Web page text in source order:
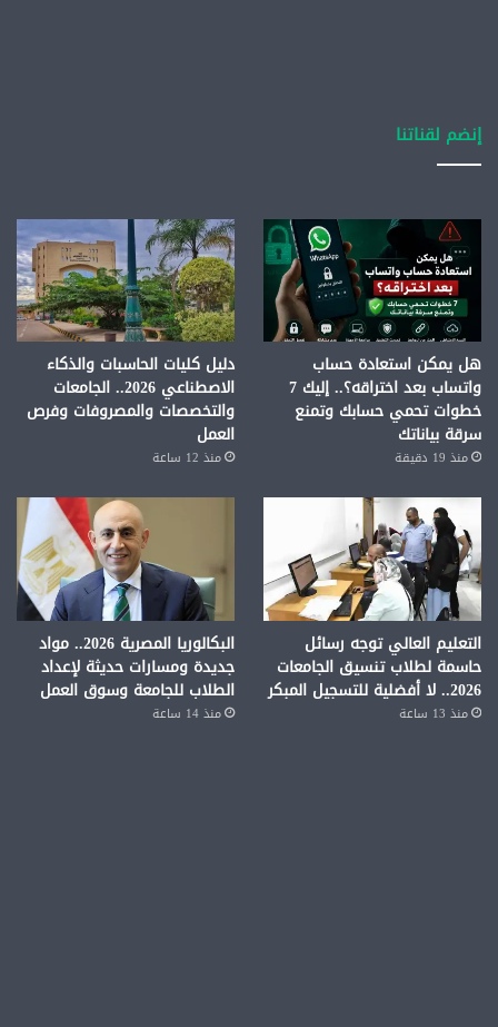
إنضم لقناتنا
هل يمكن استعادة حساب
واتساب بعد اختراقه؟.. إليك 7
خطوات تحمي حسابك وتمنع
سرقة بياناتك
منذ 19 دقيقة
دليل كليات الحاسبات والذكاء
الاصطناعي 2026.. الجامعات
والتخصصات والمصروفات وفرص
العمل
منذ 12 ساعة
التعليم العالي توجه رسائل
حاسمة لطلاب تنسيق الجامعات
2026.. لا أفضلية للتسجيل المبكر
منذ 13 ساعة
البكالوريا المصرية 2026.. مواد
جديدة ومسارات حديثة لإعداد
الطلاب للجامعة وسوق العمل
منذ 14 ساعة